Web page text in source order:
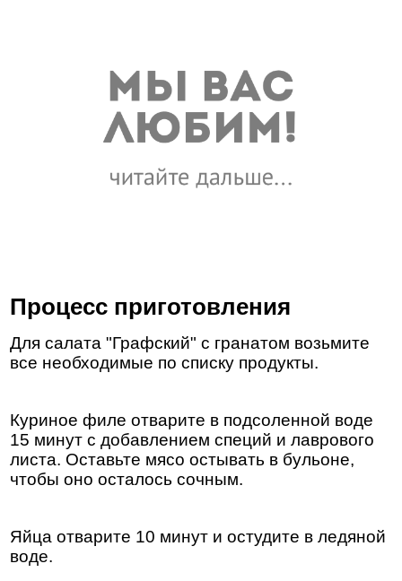
Процесс приготовления
Для салата "Графский" с гранатом возьмите
все необходимые по списку продукты.
Куриное филе отварите в подсоленной воде
15 минут с добавлением специй и лаврового
листа. Оставьте мясо остывать в бульоне,
чтобы оно осталось сочным.
Яйца отварите 10 минут и остудите в ледяной
воде.